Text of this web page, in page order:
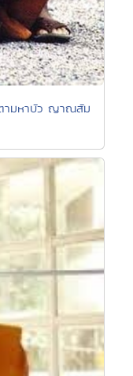
ามหาบัว ญาณสัม